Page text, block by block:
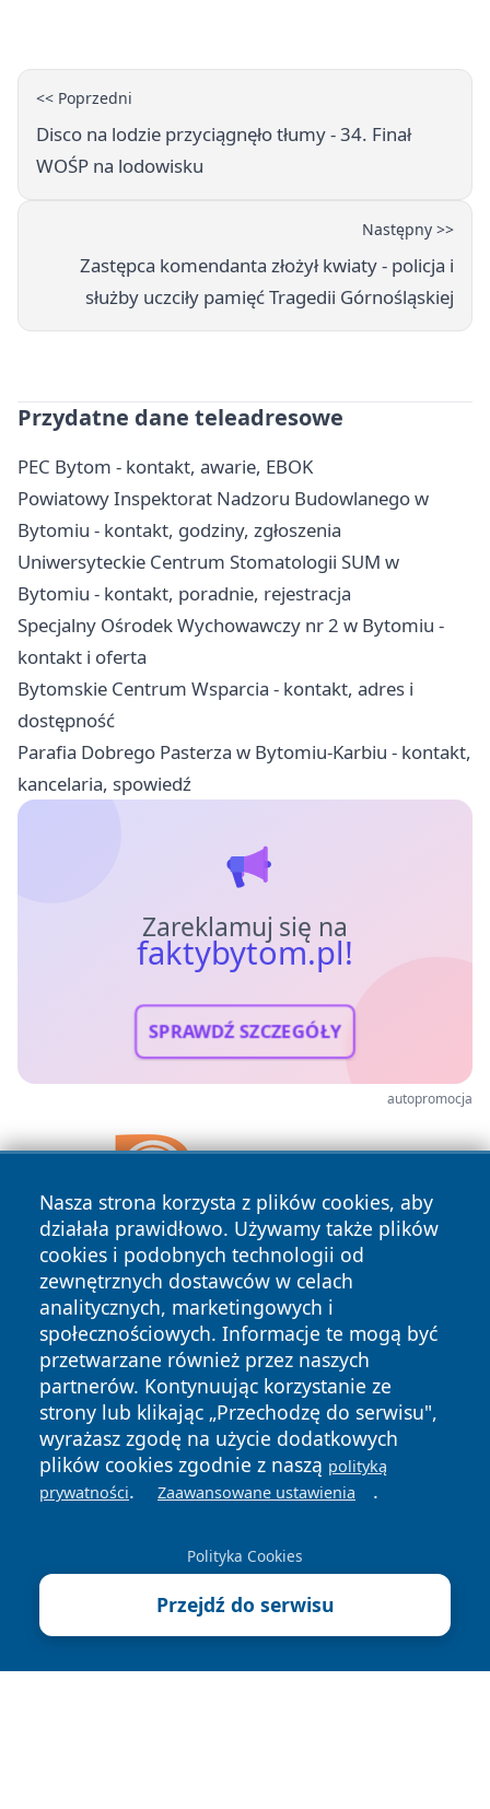
<< Poprzedni
Disco na lodzie przyciągnęło tłumy - 34. Finał
WOŚP na lodowisku
Następny >>
Zastępca komendanta złożył kwiaty - policja i
służby uczciły pamięć Tragedii Górnośląskiej
Przydatne dane teleadresowe
PEC Bytom - kontakt, awarie, EBOK
Powiatowy Inspektorat Nadzoru Budowlanego w
Bytomiu - kontakt, godziny, zgłoszenia
Uniwersyteckie Centrum Stomatologii SUM w
Bytomiu - kontakt, poradnie, rejestracja
Specjalny Ośrodek Wychowawczy nr 2 w Bytomiu -
kontakt i oferta
Bytomskie Centrum Wsparcia - kontakt, adres i
dostępność
Parafia Dobrego Pasterza w Bytomiu-Karbiu - kontakt,
kancelaria, spowiedź
Zareklamuj się na
faktybytom.pl!
SPRAWDŹ SZCZEGÓŁY
autopromocja
Nasza strona korzysta z plików cookies, aby
działała prawidłowo. Używamy także plików
cookies i podobnych technologii od
zewnętrznych dostawców w celach
analitycznych, marketingowych i
społecznościowych. Informacje te mogą być
przetwarzane również przez naszych
partnerów. Kontynuując korzystanie ze
strony lub klikając „Przechodzę do serwisu",
wyrażasz zgodę na użycie dodatkowych
plików cookies zgodnie z naszą polityką
prywatności. Zaawansowane ustawienia .
Polityka Cookies
Przejdź do serwisu
Copyright © 2026 faktybytom.pl Wszystkie prawa zastrzeżone.
Prywatności